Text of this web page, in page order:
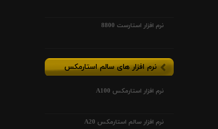
نرم افزار استارست 8800
نرم افزار های سالم استارمکس
نرم افزار استارمکس A100
نرم افزار سالم استارمکس A20